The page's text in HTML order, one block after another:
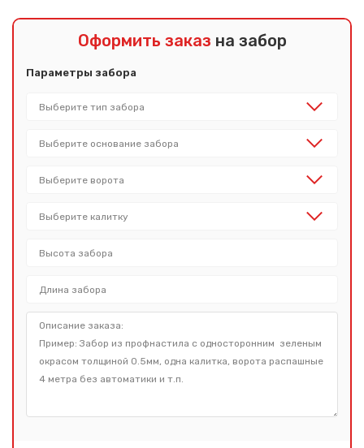
Оформить заказ на забор
Параметры забора